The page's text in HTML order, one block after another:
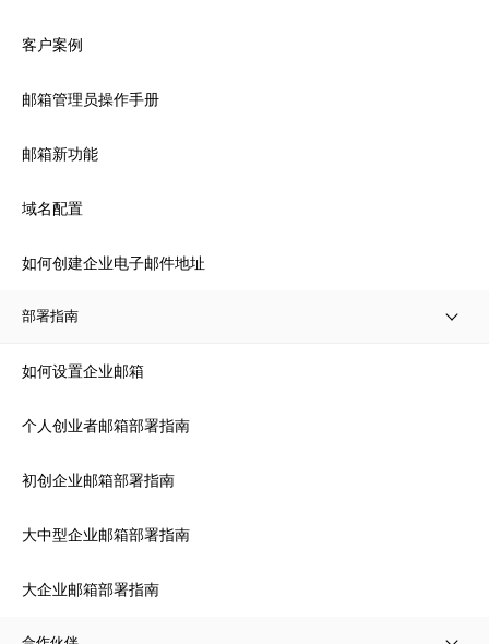
客户案例
邮箱管理员操作手册
邮箱新功能
域名配置
如何创建企业电子邮件地址
部署指南
如何设置企业邮箱
个人创业者邮箱部署指南
初创企业邮箱部署指南
大中型企业邮箱部署指南
大企业邮箱部署指南